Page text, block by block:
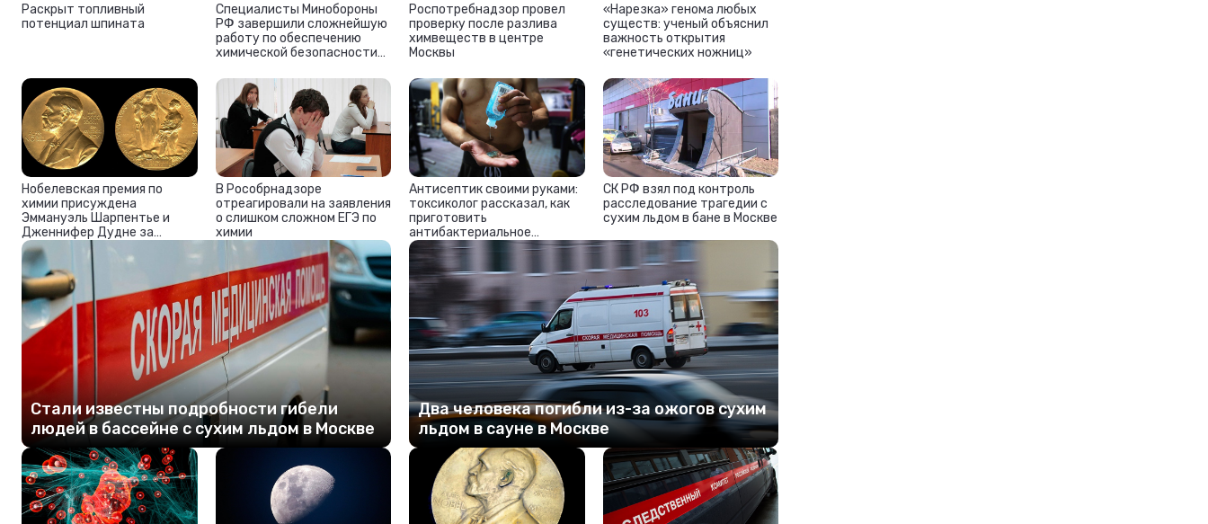
Раскрыт топливный
потенциал шпината
Специалисты Минобороны
РФ завершили сложнейшую
работу по обеспечению
химической безопасности
Роспотребнадзор провел
проверку после разлива
химвеществ в центре
Москвы
«Нарезка» генома любых
существ: ученый объяснил
важность открытия
«генетических ножниц»
Нобелевская премия по
химии присуждена
Эммануэль Шарпентье и
Дженнифер Дудне за
разработку методов
редактирования генома
В Рособрнадзоре
отреагировали на заявления
о слишком сложном ЕГЭ по
химии
Антисептик своими руками:
токсиколог рассказал, как
приготовить
антибактериальное
средство дома
СК РФ взял под контроль
расследование трагедии с
сухим льдом в бане в Москве
Стали известны подробности гибели
людей в бассейне с сухим льдом в Москве
Два человека погибли из-за ожогов сухим
льдом в сауне в Москве